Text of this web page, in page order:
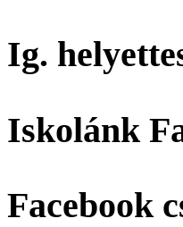
Ig.
Iskolánk
Facebook